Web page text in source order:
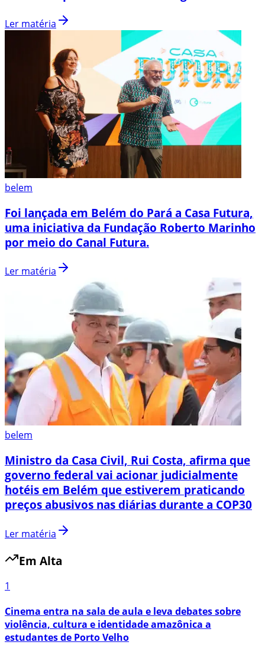
Ler matéria
belem
Foi lançada em Belém do Pará a Casa Futura,
uma iniciativa da Fundação Roberto Marinho
por meio do Canal Futura.
Ler matéria
belem
Ministro da Casa Civil, Rui Costa, afirma que
governo federal vai acionar judicialmente
hotéis em Belém que estiverem praticando
preços abusivos nas diárias durante a COP30
Ler matéria
Em Alta
1
Cinema entra na sala de aula e leva debates sobre
violência, cultura e identidade amazônica a
estudantes de Porto Velho